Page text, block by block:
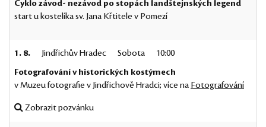
Cyklo závod- nezávod po stopách landštejnských legend
start u kostelíka sv. Jana Křtitele v Pomezí
1. 8. Jindřichův Hradec Sobota
10:00
Fotografování v historických kostýmech
v Muzeu fotografie v Jindřichově Hradci; více na Fotografování
Zobrazit pozvánku